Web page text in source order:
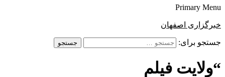
Primary Menu
خبرگزاری اصفهان
جستجو برای:
“ولایت فیلم